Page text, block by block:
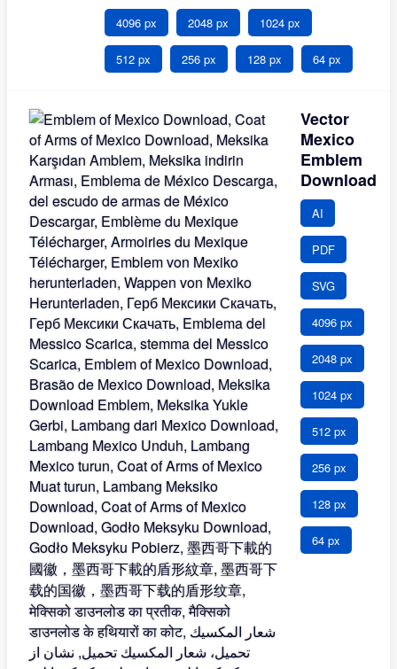
4096 px 2048 px 1024 px
512 px 256 px 128 px 64 px
Vector
Mexico
Emblem
Download
AI
PDF
SVG
4096 px
2048 px
1024 px
512 px
256 px
128 px
64 px